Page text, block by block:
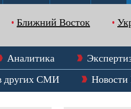
Ближний Восток
Аналитика
других СМИ